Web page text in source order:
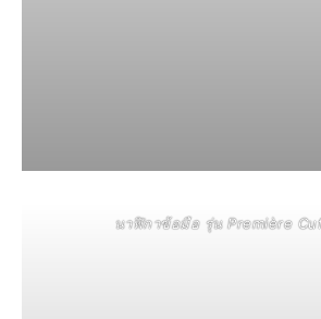
นาฬิกาข้อมือ รุ่น Première